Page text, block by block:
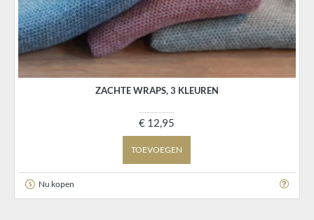
ZACHTE WRAPS, 3 KLEUREN
€ 12,95
TOEVOEGEN
Nu kopen